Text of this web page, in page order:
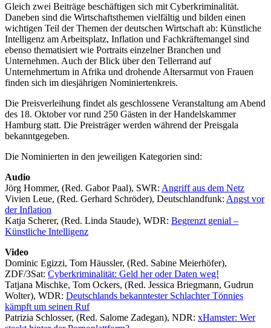
Gleich zwei Beiträge beschäftigen sich mit Cyberkriminalität.
Daneben sind die Wirtschaftsthemen vielfältig und bilden einen
wichtigen Teil der Themen der deutschen Wirtschaft ab: Künstliche
Intelligenz am Arbeitsplatz, Inflation und Fachkräftemangel sind
ebenso thematisiert wie Portraits einzelner Branchen und
Unternehmen. Auch der Blick über den Tellerrand auf
Unternehmertum in Afrika und drohende Altersarmut von Frauen
finden sich im diesjährigen Nominiertenkreis.
Die Preisverleihung findet als geschlossene Veranstaltung am Abend
des 18. Oktober vor rund 250 Gästen in der Handelskammer
Hamburg statt. Die Preisträger werden während der Preisgala
bekanntgegeben.
Die Nominierten in den jeweiligen Kategorien sind:
Audio
Jörg Hommer, (Red. Gabor Paal), SWR: Angriff aus dem Netz
Vivien Leue, (Red. Gerhard Schröder), Deutschlandfunk: Angst vor
der Inflation
Katja Scherer, (Red. Linda Staude), WDR: Begrenzt genial –
Künstliche Intelligenz
Video
Dominic Egizzi, Tom Häussler, (Red. Sabine Meierhöfer),
ZDF/3Sat: Cyberkriminalität: Geld her oder Daten weg!
Tatjana Mischke, Tom Ockers, (Red. Jessica Briegmann, Gudrun
Wolter), WDR: Deutschlands bekanntester Schlachter Tönnies
kämpft um seinen Ruf
Patrizia Schlosser, (Red. Salome Zadegan), NDR: xHamster: Wer